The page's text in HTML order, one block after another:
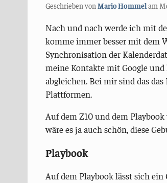
Geschrieben von Mario Hommelam
Nach und nach werde ich mit
komme immer besser mit dem
Synchronisation der
meine Kontakte mit Google und
abgleichen. Bei mir sind das
Plattformen.
Auf dem Z10 und dem
wäre es ja auch schön, diese
Playbook
Auf dem Playbook lässt sich